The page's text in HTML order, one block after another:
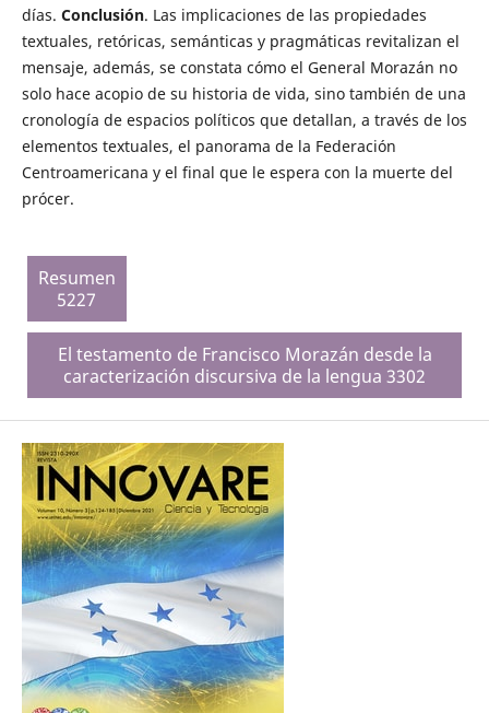
días. Conclusión. Las implicaciones de las propiedades
textuales, retóricas, semánticas y pragmáticas revitalizan el
mensaje, además, se constata cómo el General Morazán no
solo hace acopio de su historia de vida, sino también de una
cronología de espacios políticos que detallan, a través de los
elementos textuales, el panorama de la Federación
Centroamericana y el final que le espera con la muerte del
prócer.
Resumen
5227
El testamento de Francisco Morazán desde la
caracterización discursiva de la lengua 3302